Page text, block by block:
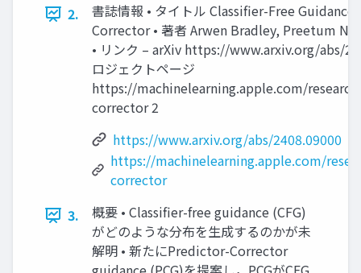
2.
書誌情報 • タイトル Classifier-Free
Corrector • 著者 Arwen Bradley, Preetum
• リンク – arXiv https://www.arxiv.org/abs/
ロジェクトページ
https://machinelearning.apple.com/
corrector 2
https://www.arxiv.org/abs/2408.09000
https://machinelearning.apple.com/
corrector
3.
概要 • Classifier-free guidance (CFG)
がどのような分布を生成するのかが未
解明 • 新たにPredictor-Corrector